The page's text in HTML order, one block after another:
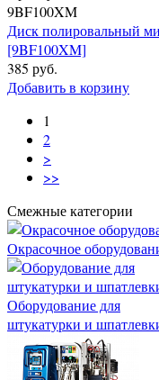
9BF100XM
Диск полировальный
[9BF100XM]
385 руб.
Добавить в корзину
1
2
>
>>
Смежные категории
Окрасочное
Оборудование для
штукатурки и